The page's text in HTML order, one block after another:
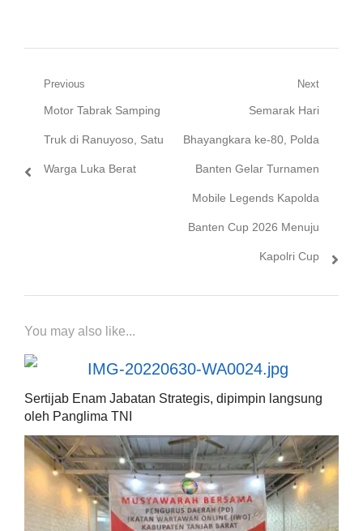
Navigasi
pos
Previous
Previous
post:
Motor Tabrak Samping
Truk di Ranuyoso, Satu
Warga Luka Berat
Next
Next
post:
Semarak Hari
Bhayangkara ke-80, Polda
Banten Gelar Turnamen
Mobile Legends Kapolda
Banten Cup 2026 Menuju
Kapolri Cup
You may also like...
Sertijab Enam Jabatan Strategis, dipimpin langsung
oleh Panglima TNI